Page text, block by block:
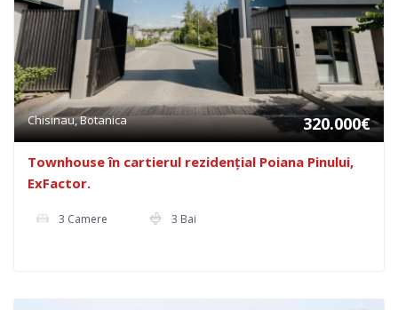
Chisinau, Botanica 320.000€
Townhouse în cartierul rezidențial Poiana Pinului,
ExFactor.
3 Camere 3 Bai